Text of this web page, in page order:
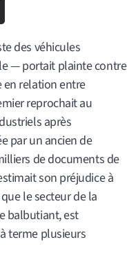
des véhicules
— portait plainte contre
en relation entre
reprochait au
après
par un ancien de
de documents de
son préjudice à
le secteur de la
balbutiant, est
terme plusieurs